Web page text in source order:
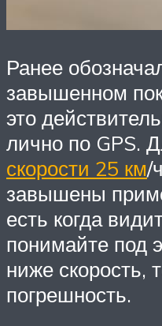
Ранее
завышенном
это
лично по GPS.
скорости 25 км/
завышены
есть когда
понимайте под
ниже скорость,
погрешность.